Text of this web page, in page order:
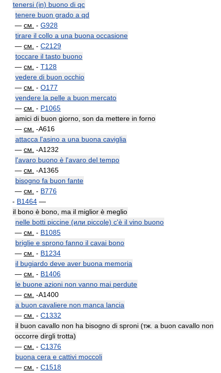
tenersi (in) buono di qc
tenere buon grado a qd
— см. - G928
tirare il collo a una buona occasione
— см. - C2129
toccare il tasto buono
— см. - T128
vedere di buon occhio
— см. - O177
vendere la pelle a buon mercato
— см. - P1065
amici di buon giorno, son da mettere in forno
— см. -A616
attacca l'asino a una buona caviglia
— см. -A1232
l'avaro buono è l'avaro del tempo
— см. -A1365
bisogno fa buon fante
— см. - B776
- B1464 —
il bono è bono, ma il miglior è meglio
nelle botti piccine (или piccole) c'è il vino buono
— см. - B1085
briglie e sprono fanno il cavai bono
— см. - B1234
il bugiardo deve aver buona memoria
— см. - B1406
le buone azioni non vanno mai perdute
— см. -A1400
a buon cavaliere non manca lancia
— см. - C1332
il buon cavallo non ha bisogno di sproni (тж. a buon cavallo non
occorre dirgli trotta)
— см. - C1376
buona cera e cattivi moccoli
— см. - C1518